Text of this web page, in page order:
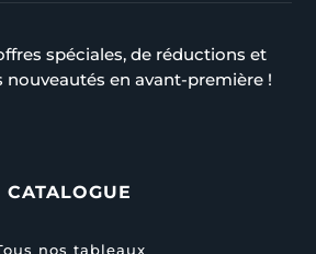
spéciales, de réductions et
nouveautés en avant-première !
CATALOGUE
nos tableaux